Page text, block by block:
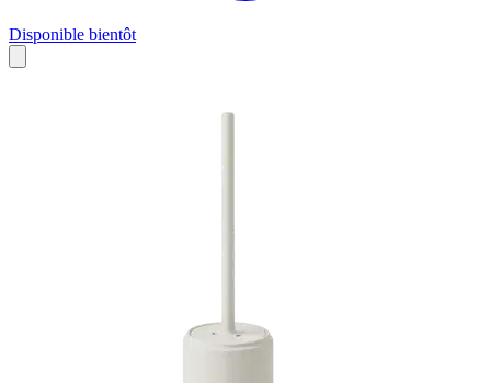
Disponible bientôt